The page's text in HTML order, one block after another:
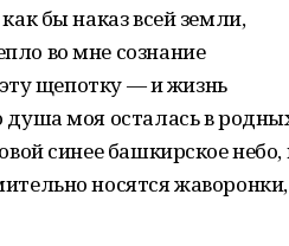
бы наказ всей земли,
во мне сознание
эту щепотку — и жизнь
моя осталась в
синее башкирское небо,
носятся